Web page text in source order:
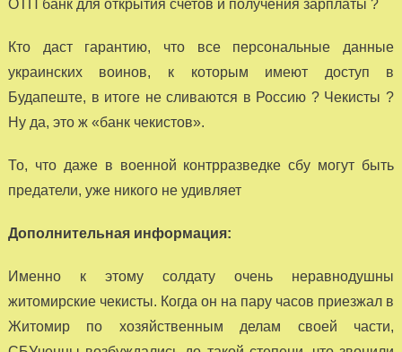
ОТП банк для открытия счетов и получения зарплаты ?
Кто даст гарантию, что все персональные данные
украинских воинов, к которым имеют доступ в
Будапеште, в итоге не сливаются в Россию ? Чекисты ?
Ну да, это ж «банк чекистов».
То, что даже в военной контрразведке сбу могут быть
предатели, уже никого не удивляет
Дополнительная информация:
Именно к этому солдату очень неравнодушны
житомирские чекисты. Когда он на пару часов приезжал в
Житомир по хозяйственным делам своей части,